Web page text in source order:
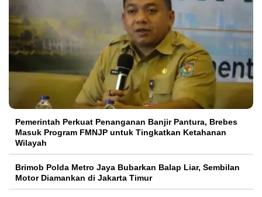
Pemerintah Perkuat Penanganan Banjir Pantura, Brebes
Masuk Program FMNJP untuk Tingkatkan Ketahanan
Wilayah
Brimob Polda Metro Jaya Bubarkan Balap Liar, Sembilan
Motor Diamankan di Jakarta Timur